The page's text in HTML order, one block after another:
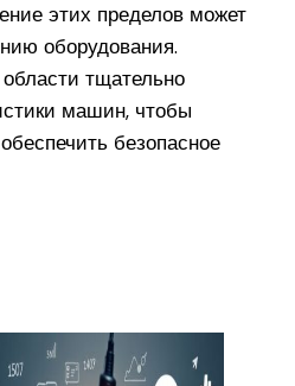
этих пределов может
оборудования.
тщательно
машин, чтобы
безопасное